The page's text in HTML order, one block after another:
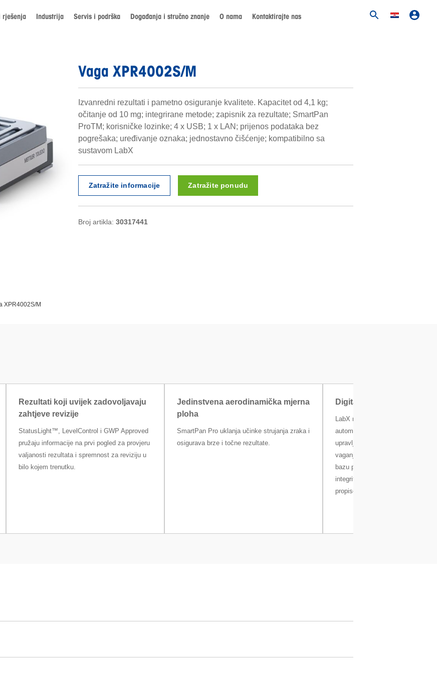
rješenja Industrija Servis i podrška Događanja i stručno znanje O nama Kontaktirajte nas
Vaga XPR4002S/M
Izvanredni rezultati i pametno osiguranje kvalitete. Kapacitet od 4,1 kg;
očitanje od 10 mg; integrirane metode; zapisnik za rezultate; SmartPan
ProTM; korisničke lozinke; 4 x USB; 1 x LAN; prijenos podataka bez
pogrešaka; uređivanje oznaka; jednostavno čišćenje; kompatibilno sa
sustavom LabX
Zatražite informacije Zatražite ponudu
Broj artikla: 30317441
XPR4002S/M
Rezultati koji uvijek zadovoljavaju
zahtjeve revizije
StatusLight™, LevelControl i GWP Approved
pružaju informacije na prvi pogled za provjeru
valjanosti rezultata i spremnost za reviziju u
bilo kojem trenutku.
Jedinstvena aerodinamička mjerna
ploha
SmartPan Pro uklanja učinke strujanja zraka i
osigurava brze i točne rezultate.
Digitalizirajte se LabX
LabX nudi zaslonsko navođenje
automatsku dokumentaciju i
upravljanje korisnicima i
vaganja i metapodaci spremaju se
bazu podataka, čime se
integritet podataka i postupanje u
propisom 21 CFR, dio 11.
4,1 kg